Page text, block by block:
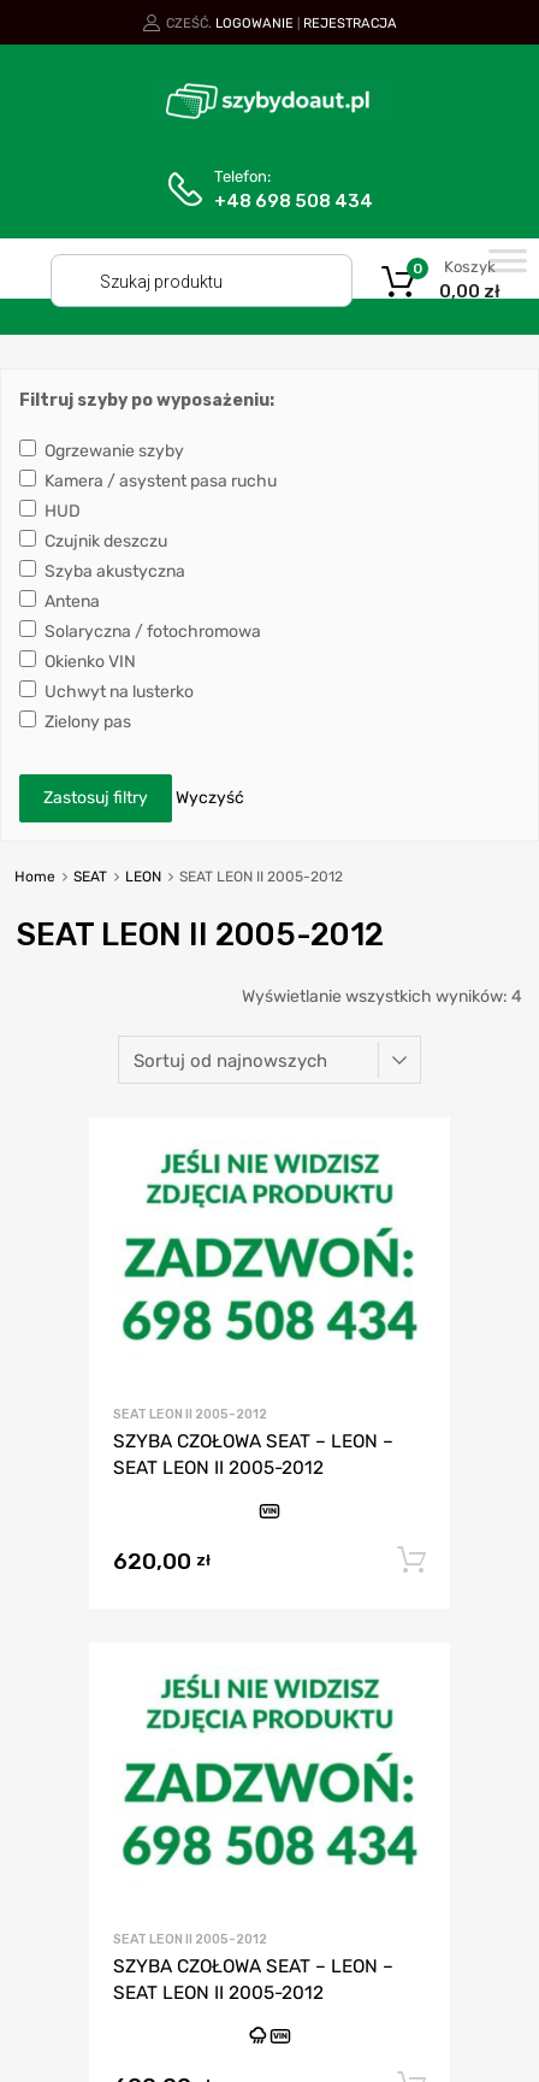
CZEŚĆ. LOGOWANIE REJESTRACJA
Telefon:
+48 698 508 434
Koszyk
0,00 zł
0
Filtruj szyby po wyposażeniu:
Ogrzewanie szyby
Kamera / asystent pasa ruchu
HUD
Czujnik deszczu
Szyba akustyczna
Antena
Solaryczna / fotochromowa
Okienko VIN
Uchwyt na lusterko
Zielony pas
Zastosuj filtry Wyczyść
Home SEAT LEON SEAT LEON II 2005-2012
SEAT LEON II 2005-2012
Wyświetlanie wszystkich wyników: 4
SEAT LEON II 2005-2012
SZYBA CZOŁOWA SEAT – LEON –
SEAT LEON II 2005-2012
VIN
620,00 zł
SEAT LEON II 2005-2012
SZYBA CZOŁOWA SEAT – LEON –
SEAT LEON II 2005-2012
VIN